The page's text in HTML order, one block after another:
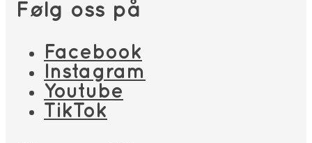
Følg oss på
Facebook
Instagram
Youtube
TikTok